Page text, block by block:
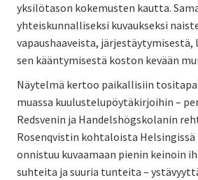
yksilötason kokemusten kautta.
yhteiskunnalliseksi kuvaukseksi
vapaushaaveista,
sen kääntymisestä koston kevään
Näytelmä kertoo paikallisiin
muassa kuulustelupöytäkirjoihin –
Redsvenin ja Handelshögskolanin
Rosenqvistin kohtaloista Helsingissä
onnistuu kuvaamaan pienin keinoin
suhteita ja suuria tunteita –